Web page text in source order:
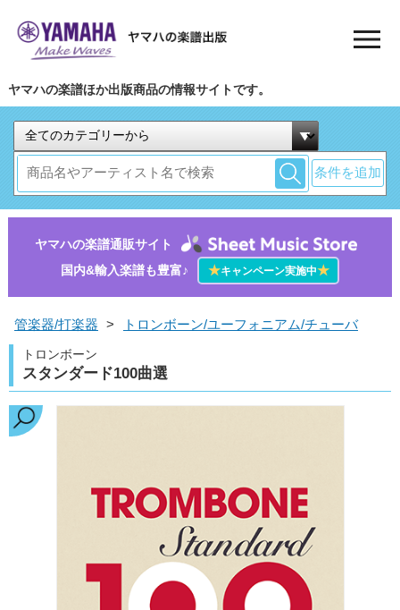
ヤマハの楽譜ほか出版商品の情報サイトです。
条件を追加
ヤマハの楽譜通販サイト
国内&輸入楽譜も豊富♪
★キャンペーン実施中★
管楽器/打楽器 > トロンボーン/ユーフォニアム/チューバ
トロンボーン
スタンダード100曲選